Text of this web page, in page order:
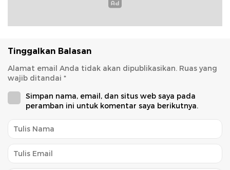
Tinggalkan Balasan
Alamat email Anda tidak akan dipublikasikan. Ruas yang
wajib ditandai *
Simpan nama, email, dan situs web saya pada
peramban ini untuk komentar saya berikutnya.